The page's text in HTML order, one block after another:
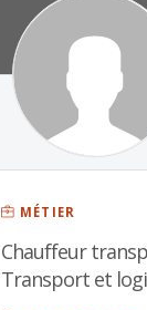
MÉTIER
Chauffeur
Transport et